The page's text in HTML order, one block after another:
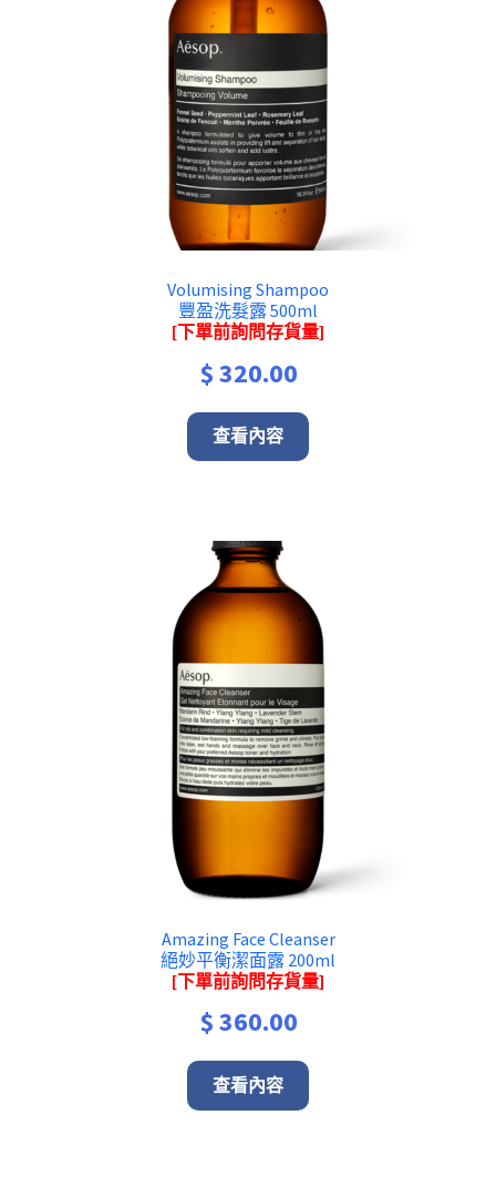
Volumising Shampoo
豐盈洗髮露 500ml
[下單前詢問存貨量]
$320.00
查看內容
Amazing Face Cleanser
絕妙平衡潔面露 200ml
[下單前詢問存貨量]
$360.00
查看內容